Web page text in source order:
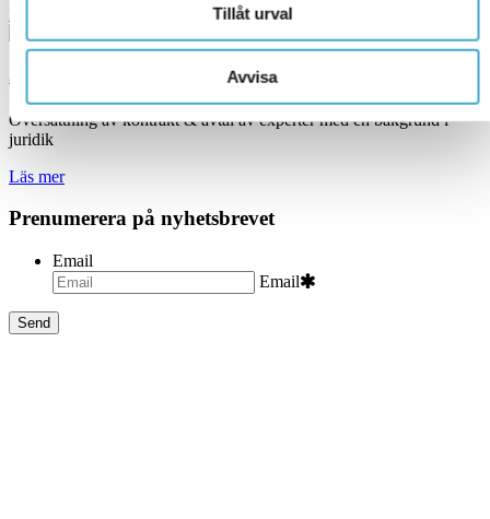
Tillåt urval
Avvisa
Läs mer
Juridisk översättning
Översättning av kontrakt & avtal av experter med en bakgrund i
juridik
Läs mer
Prenumerera på nyhetsbrevet
Email
Email